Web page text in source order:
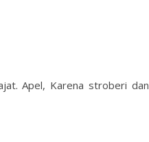
Apel, Karena stroberi dan